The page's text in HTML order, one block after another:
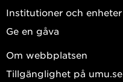
Institutioner och enheter
Ge en gåva
Om webbplatsen
Tillgänglighet på umu.se